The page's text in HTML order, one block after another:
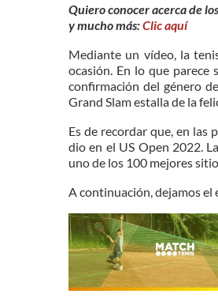
Quiero conocer acerca de
y mucho más:Clic aquí
Mediante un vídeo, la
ocasión. En lo que parece
confirmación del género
Grand Slam estalla de la
Es de recordar que, en las
dio en el US Open 2022.
uno de los 100 mejores
A continuación, dejamos el